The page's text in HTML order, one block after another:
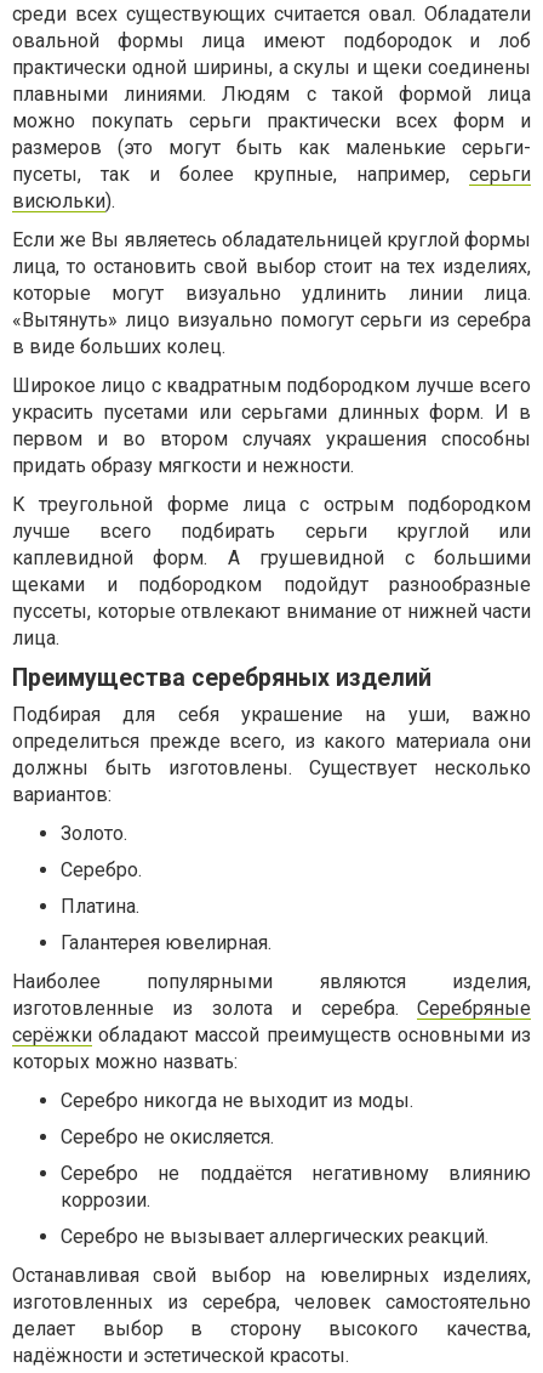
среди всех существующих считается овал. Обладатели
овальной формы лица имеют подбородок и лоб
практически одной ширины, а скулы и щеки соединены
плавными линиями. Людям с такой формой лица
можно покупать серьги практически всех форм и
размеров (это могут быть как маленькие серьги-
пусеты, так и более крупные, например, серьги
висюльки).
Если же Вы являетесь обладательницей круглой формы
лица, то остановить свой выбор стоит на тех изделиях,
которые могут визуально удлинить линии лица.
«Вытянуть» лицо визуально помогут серьги из серебра
в виде больших колец.
Широкое лицо с квадратным подбородком лучше всего
украсить пусетами или серьгами длинных форм. И в
первом и во втором случаях украшения способны
придать образу мягкости и нежности.
К треугольной форме лица с острым подбородком
лучше всего подбирать серьги круглой или
каплевидной форм. А грушевидной с большими
щеками и подбородком подойдут разнообразные
пуссеты, которые отвлекают внимание от нижней части
лица.
Преимущества серебряных изделий
Подбирая для себя украшение на уши, важно
определиться прежде всего, из какого материала они
должны быть изготовлены. Существует несколько
вариантов:
Золото.
Серебро.
Платина.
Галантерея ювелирная.
Наиболее популярными являются изделия,
изготовленные из золота и серебра. Серебряные
серёжки обладают массой преимуществ основными из
которых можно назвать:
Серебро никогда не выходит из моды.
Серебро не окисляется.
Серебро не поддаётся негативному влиянию
коррозии.
Серебро не вызывает аллергических реакций.
Останавливая свой выбор на ювелирных изделиях,
изготовленных из серебра, человек самостоятельно
делает выбор в сторону высокого качества,
надёжности и эстетической красоты.